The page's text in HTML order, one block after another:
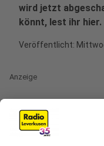
wird jetzt
könnt, lest ihr hier.
Veröffentlicht:
Anzeige
Die analoge
in Nordrhein-